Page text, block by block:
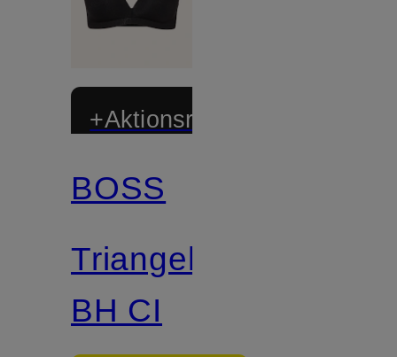
+Aktionsrabatt
BOSS
Triangel-
BH CI